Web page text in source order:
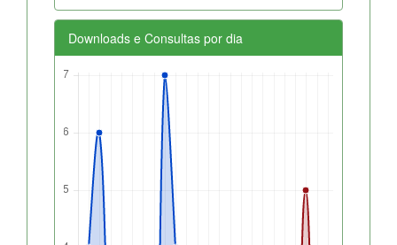
Downloads e Consultas por dia